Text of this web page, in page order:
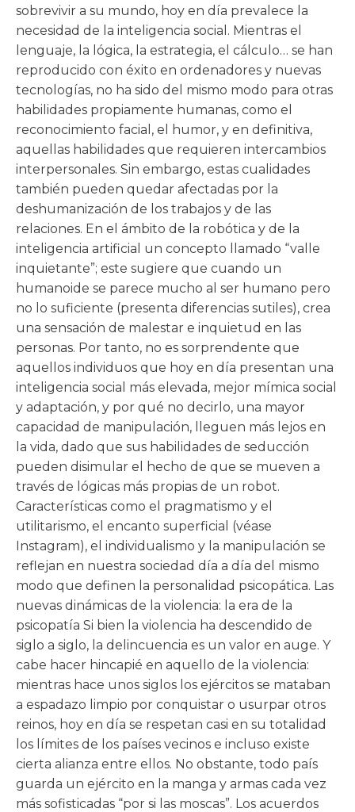
sobrevivir a su mundo, hoy en día prevalece la
necesidad de la inteligencia social. Mientras el
lenguaje, la lógica, la estrategia, el cálculo… se han
reproducido con éxito en ordenadores y nuevas
tecnologías, no ha sido del mismo modo para otras
habilidades propiamente humanas, como el
reconocimiento facial, el humor, y en definitiva,
aquellas habilidades que requieren intercambios
interpersonales. Sin embargo, estas cualidades
también pueden quedar afectadas por la
deshumanización de los trabajos y de las
relaciones. En el ámbito de la robótica y de la
inteligencia artificial un concepto llamado “valle
inquietante”; este sugiere que cuando un
humanoide se parece mucho al ser humano pero
no lo suficiente (presenta diferencias sutiles), crea
una sensación de malestar e inquietud en las
personas. Por tanto, no es sorprendente que
aquellos individuos que hoy en día presentan una
inteligencia social más elevada, mejor mímica social
y adaptación, y por qué no decirlo, una mayor
capacidad de manipulación, lleguen más lejos en
la vida, dado que sus habilidades de seducción
pueden disimular el hecho de que se mueven a
través de lógicas más propias de un robot.
Características como el pragmatismo y el
utilitarismo, el encanto superficial (véase
Instagram), el individualismo y la manipulación se
reflejan en nuestra sociedad día a día del mismo
modo que definen la personalidad psicopática. Las
nuevas dinámicas de la violencia: la era de la
psicopatía Si bien la violencia ha descendido de
siglo a siglo, la delincuencia es un valor en auge. Y
cabe hacer hincapié en aquello de la violencia:
mientras hace unos siglos los ejércitos se mataban
a espadazo limpio por conquistar o usurpar otros
reinos, hoy en día se respetan casi en su totalidad
los límites de los países vecinos e incluso existe
cierta alianza entre ellos. No obstante, todo país
guarda un ejército en la manga y armas cada vez
más sofisticadas “por si las moscas”. Los acuerdos